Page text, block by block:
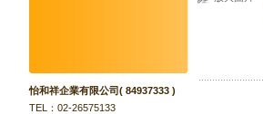
怡和祥企業有限公司( 84937333 )
TEL：02-26575133